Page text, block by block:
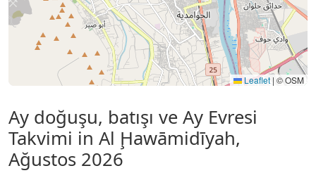
Leaflet | © OSM
Ay doğuşu, batışı ve Ay Evresi
Takvimi in Al Ḩawāmidīyah,
Ağustos 2026